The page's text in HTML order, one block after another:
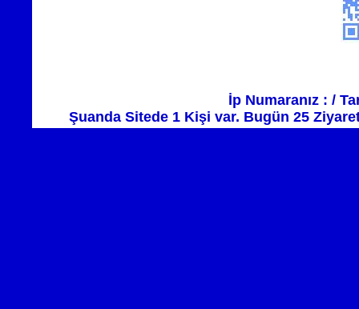
İp Numaranız : /
Şuanda Sitede 1 Kişi var. Bugün 25